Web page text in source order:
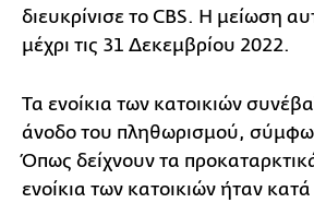
διευκρίνισε το CBS. Η μείωση
μέχρι τις 31 Δεκεμβρίου 2022.
Τα ενοίκια των κατοικιών
άνοδο του πληθωρισμού,
Όπως δείχνουν τα
ενοίκια των κατοικιών ήταν